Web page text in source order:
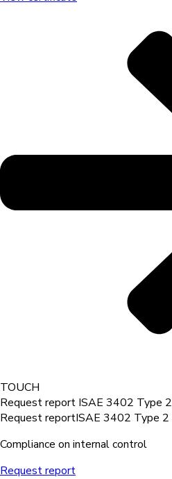
TOUCH
Request report ISAE 3402 Type 2
Request reportISAE 3402 Type 2
Compliance on internal control
Request report